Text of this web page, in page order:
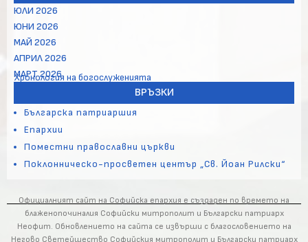
ЮЛИ 2026
ЮНИ 2026
МАЙ 2026
АПРИЛ 2026
МАРТ 2026
Хронология на богослуженията
ВРЪЗКИ
Българска патриаршия
Епархии
Поместни православни църкви
Поклонническо-просветен център „Св. Йоан Рилски“
Официалният сайт на Софийска епархия е създаден по времето на
блаженопочиналия Софийски митрополит и Български патриарх
Неофит. Обновлението на сайта се извърши с благословението на
Негово Светейшество Софийския митрополит и Български патриарх